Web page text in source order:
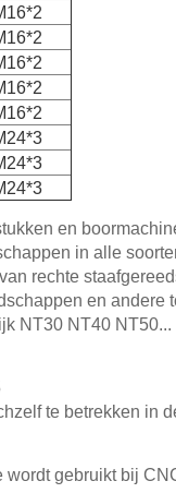
en
in alle
rechte
en
NT30 NT40 NT50...
te betrekken in
gebruikt bij